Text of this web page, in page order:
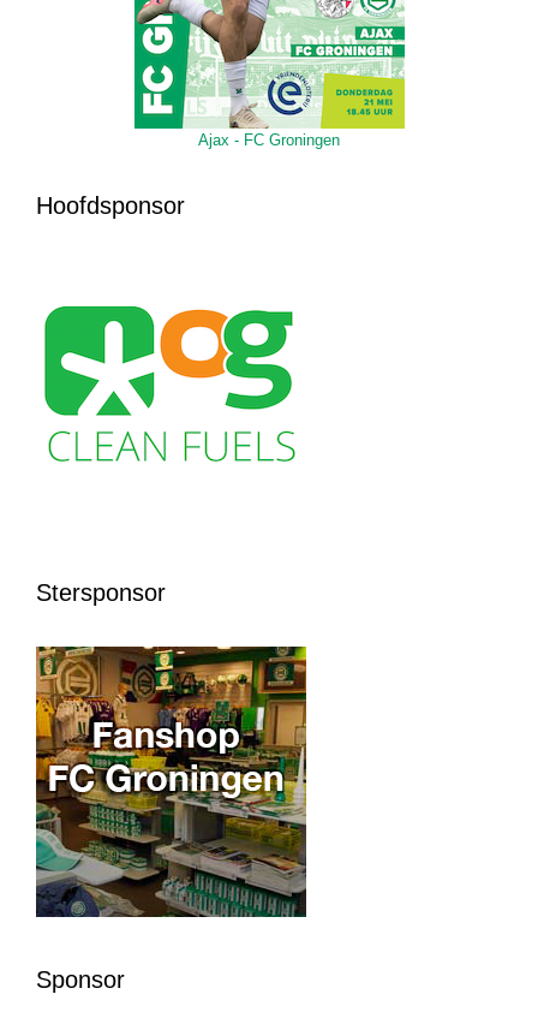
Ajax - FC Groningen
Hoofdsponsor
Stersponsor
Sponsor